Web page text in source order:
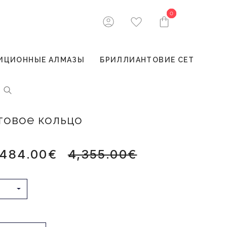
0
0
АЛМАЗЫ БРИЛЛИАНТОВИЕ СЕТ
кольцо
4,355.00€